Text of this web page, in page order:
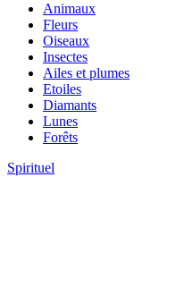
Animaux
Fleurs
Oiseaux
Insectes
Ailes et plumes
Etoiles
Diamants
Lunes
Forêts
Spirituel